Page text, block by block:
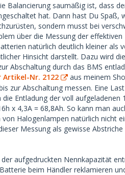
Balancierung saumäßig ist, dass
hat. Dann hast Du
sondern musst bei
über die Messung der
natürlich deutlich kleiner als
Hinsicht darstellt. Dazu wird
Abschaltung durch das BMS
Nr. 2122
aus meinem
zur Abschaltung messen. Eine
Entladung der voll
x 4,3A = 68,8Ah. So kann man
Halogenlampen natürlich nicht
Messung als gewisse
aufgedruckten Nennkapazität
beim Händler reklamieren